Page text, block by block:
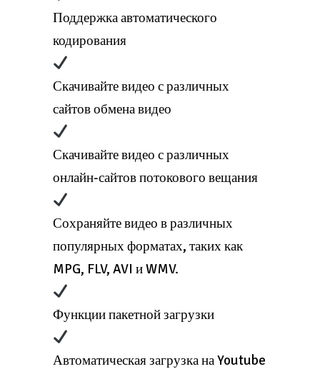
Поддержка автоматического
кодирования
Скачивайте видео с различных
сайтов обмена видео
Скачивайте видео с различных
онлайн-сайтов потокового вещания
Сохраняйте видео в различных
популярных форматах, таких как
MPG, FLV, AVI и WMV.
Функции пакетной загрузки
Автоматическая загрузка на Youtube